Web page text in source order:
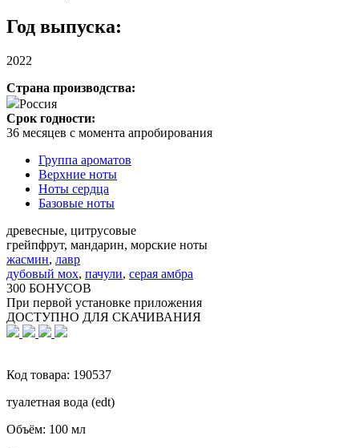
Год выпуска:
2022
Страна производства:
Россия
Срок годности:
36 месяцев с момента апробирования
Группа ароматов
Верхние ноты
Ноты сердца
Базовые ноты
древесные, цитрусовые
грейпфрут, мандарин, морские ноты
жасмин, лавр
дубовый мох, пачули, серая амбра
300 БОНУСОВ
При первой установке приложения
ДОСТУПНО ДЛЯ СКАЧИВАНИЯ
Код товара: 190537
туалетная вода (edt)
Объём: 100 мл